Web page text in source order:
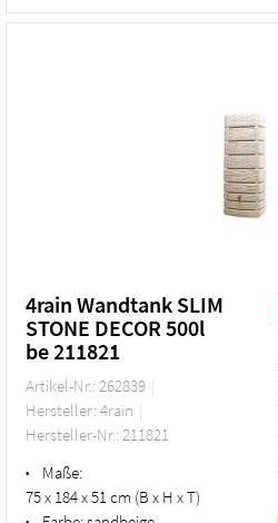
4rain Wandtank SLIM
STONE DECOR 500l
be 211821
Artikel-Nr.: 262839
Hersteller: 4rain
Hersteller-Nr.: 211821
•
Maße:
75 x 184 x 51 cm (B x H x T)